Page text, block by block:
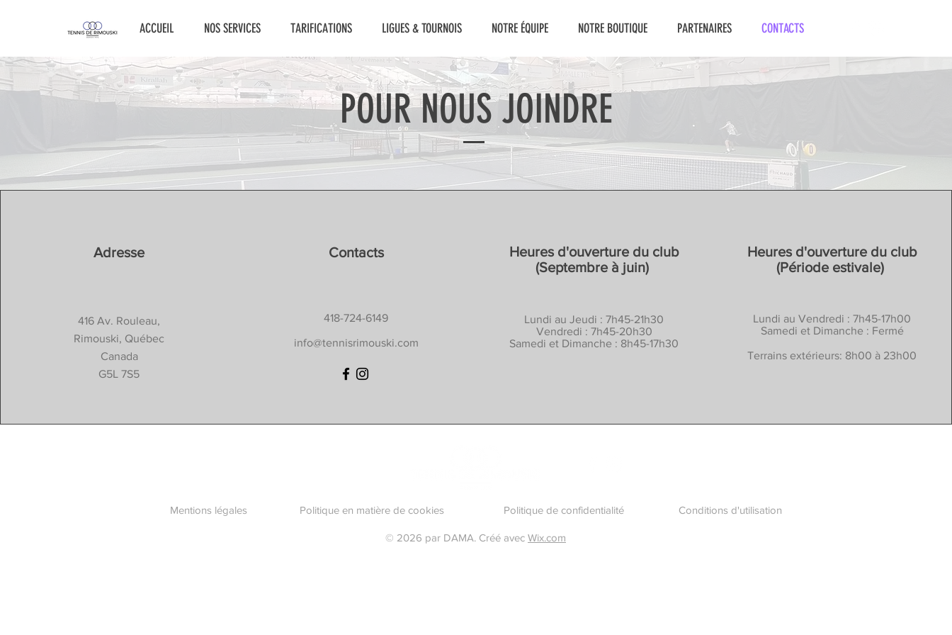
ACCUEIL NOS SERVICES TARIFICATIONS LIGUES & TOURNOIS NOTRE ÉQUIPE NOTRE BOUTIQUE PARTENAIRES CONTACTS
POUR NOUS JOINDRE
Adresse
416 Av. Rouleau,
Rimouski, Québec
Canada
G5L 7S5
Contacts
418-724-6149
info@tennisrimouski.com
Heures d'ouverture du club
(Septembre à juin)
Lundi au Jeudi : 7h45-21h30
Vendredi : 7h45-20h30
Samedi et Dimanche : 8h45-17h30
Heures d'ouverture du club
(Période estivale)
Lundi au Vendredi : 7h45-17h00
Samedi et Dimanche : Fermé
Terrains extérieurs: 8h00 à 23h00
Mentions légales Politique en matière de cookies Politique de confidentialité Conditions d'utilisation
© 2026 par DAMA. Créé avec Wix.com